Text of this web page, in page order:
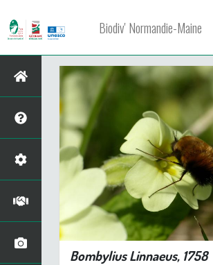
Biodiv' Normandie-Maine
BombyliusLinnaeus, 1758